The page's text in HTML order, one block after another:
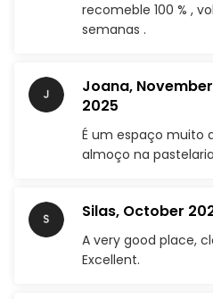
recomeble 100 % ,
semanas .
Joana, November
2025
É um espaço muito
almoço na
Silas, October
A very good place,
Excellent.